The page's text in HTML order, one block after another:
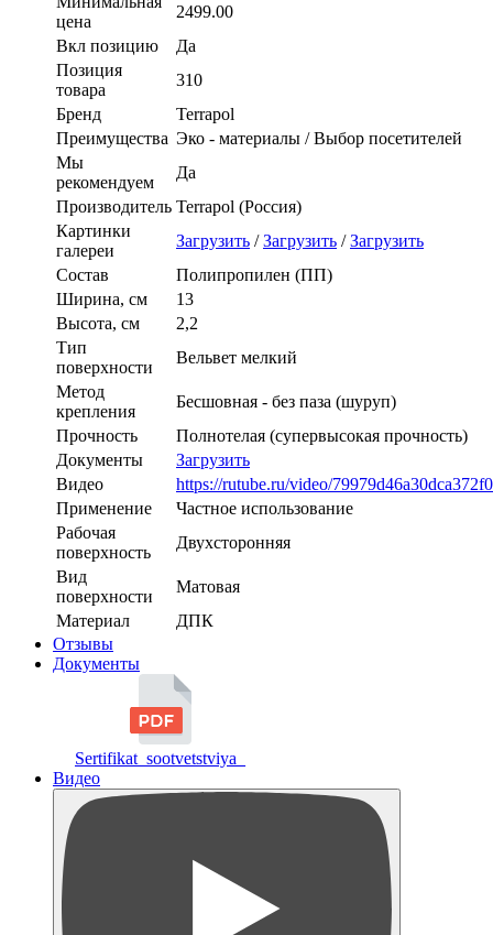
цена
2499.00
Вкл позицию
Да
Позиция
товара
310
Бренд
Terrapol
Преимущества Эко - материалы / Выбор посетителей
Мы
рекомендуем
Да
Производитель Terrapol (Россия)
Картинки
галереи
Загрузить /Загрузить /Загрузить
Состав
Полипропилен (ПП)
Ширина, см
13
Высота, см
2,2
Тип
поверхности
Вельвет мелкий
Метод
крепления
Бесшовная - без паза (шуруп)
Прочность
Полнотелая (супервысокая прочность)
Документы
Загрузить
Видео
https://rutube.ru/video/
Применение
Частное использование
Рабочая
поверхность
Двухсторонняя
Вид
поверхности
Матовая
Материал
ДПК
Отзывы
Документы
Sertifikat_sootvetstviya_
Видео